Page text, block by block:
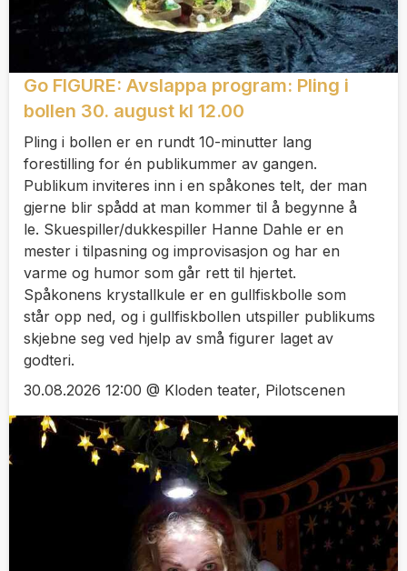
Go FIGURE: Avslappa program: Pling i
bollen 30. august kl 12.00
Pling i bollen er en rundt 10-minutter lang
forestilling for én publikummer av gangen.
Publikum inviteres inn i en spåkones telt, der man
gjerne blir spådd at man kommer til å begynne å
le. Skuespiller/dukkespiller Hanne Dahle er en
mester i tilpasning og improvisasjon og har en
varme og humor som går rett til hjertet.
Spåkonens krystallkule er en gullfiskbolle som
står opp ned, og i gullfiskbollen utspiller publikums
skjebne seg ved hjelp av små figurer laget av
godteri.
30.08.2026 12:00 @ Kloden teater, Pilotscenen